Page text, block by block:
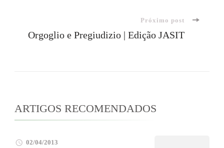
post
Próximo post
Orgoglio e Pregiudizio | Edição JASIT
ARTIGOS RECOMENDADOS
02/04/2013